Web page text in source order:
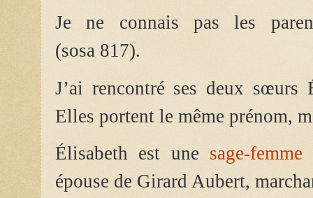
Je ne connais pas les
(sosa 817).
J’ai rencontré ses deux sœurs
Elles portent le même prénom,
Élisabeth est une sage-femme
épouse de Girard Aubert,